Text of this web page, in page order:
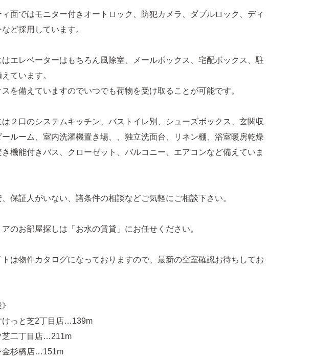
面ではモニター付きオートロック、防犯カメラ、ダブルロック、ディ
ど採用しています。
エレベーターはもちろん風除室、メールボックス、宅配ボックス、駐
ています。
を備えていますのでいつでも荷物を受け取ることが可能です。
２口のシステムキッチン、バストイレ別、シューズボックス、玄関収
ルーム、室内洗濯機置き場、、独立洗面台、リネン棚、浴室暖房乾燥
機能付きバス、クローゼット、バルコニー、エアコンなど備えていま
保証人がいない、諸条件の相談などご気軽にご相談下さい。
のお部屋探しは「お水の賃貸」にお任せください。
は物件カタログになっておりますので、最新の空室確認お待ちしてお
けっと芝2丁目店…139m
芝二丁目店…211m
金杉橋店…151m